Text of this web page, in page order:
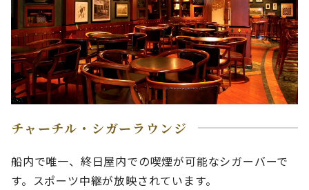
チャーチル・シガーラウンジ
船内で唯一、終日屋内での喫煙が可能なシガーバーで
す。スポーツ中継が放映されています。